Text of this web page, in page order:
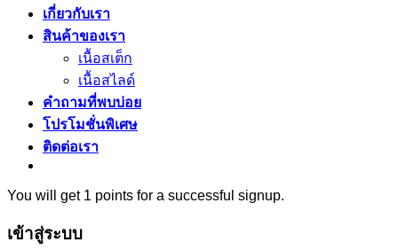
เกี่ยวกับเรา
สินค้าของเรา
เนื้อสเต็ก
เนื้อสไลด์
คำถามที่พบบ่อย
โปรโมชั่นพิเศษ
ติดต่อเรา
You will get 1 points for a successful signup.
เข้าสู่ระบบ